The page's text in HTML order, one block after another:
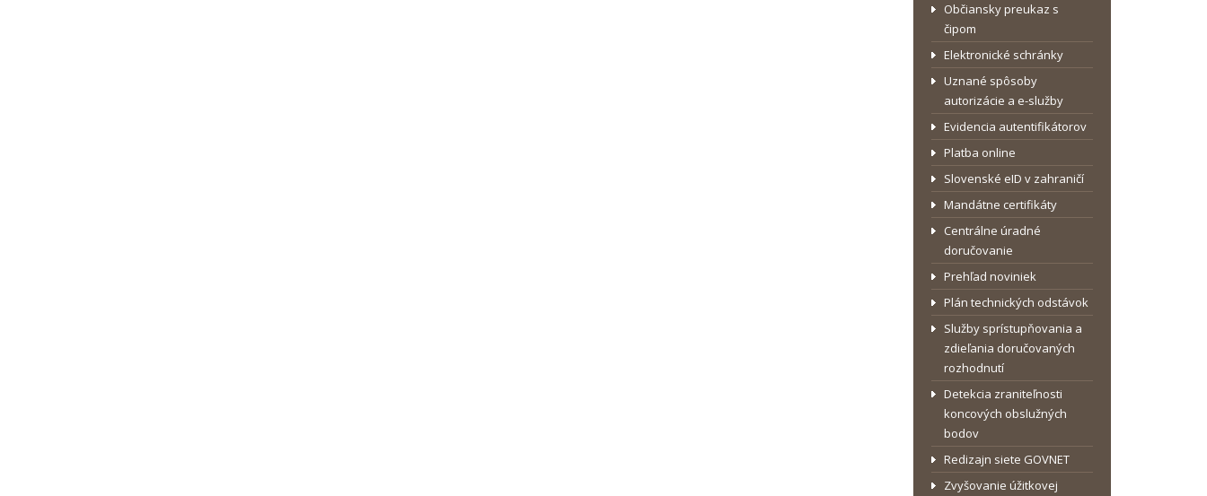
Občiansky preukaz s
čipom
Elektronické schránky
Uznané spôsoby
autorizácie a e-služby
Evidencia autentifikátorov
Platba online
Slovenské eID v zahraničí
Mandátne certifikáty
Centrálne úradné
doručovanie
Prehľad noviniek
Plán technických odstávok
Služby sprístupňovania a
zdieľania doručovaných
rozhodnutí
Detekcia zraniteľnosti
koncových obslužných
bodov
Redizajn siete GOVNET
Zvyšovanie úžitkovej